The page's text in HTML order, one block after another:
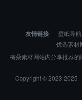
友情链接 壁纸导
优选素材
梅朵素材网站内分享推荐
Copyright © 2023-2025